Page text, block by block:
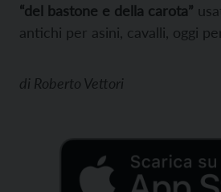
“del bastone e della carota”
antichi per asini, cavalli, oggi
di Roberto Vettori